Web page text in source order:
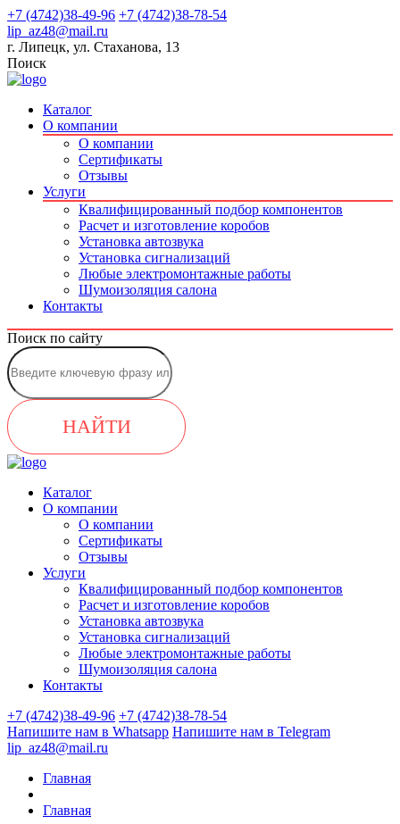
+7 (4742)38-49-96 +7 (4742)38-78-54
lip_az48@mail.ru
г. Липецк, ул. Стаханова, 13
Поиск
Каталог
О компании
О компании
Сертификаты
Отзывы
Услуги
Квалифицированный подбор компонентов
Расчет и изготовление коробов
Установка автозвука
Установка сигнализаций
Любые электромонтажные работы
Шумоизоляция салона
Контакты
Поиск по сайту
НАЙТИ
Каталог
О компании
О компании
Сертификаты
Отзывы
Услуги
Квалифицированный подбор компонентов
Расчет и изготовление коробов
Установка автозвука
Установка сигнализаций
Любые электромонтажные работы
Шумоизоляция салона
Контакты
+7 (4742)38-49-96 +7 (4742)38-78-54
Напишите нам в Whatsapp Напишите нам в Telegram
lip_az48@mail.ru
Главная
Главная